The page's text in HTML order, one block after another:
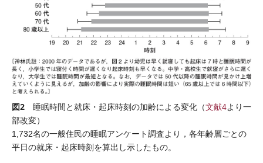
図2 睡眠時間と就床・起床時刻の加齢による変化（文献4より一
部改変）
1,732名の一般住民の睡眠アンケート調査より，各年齢層ごとの
平日の就床・起床時刻を算出し示したもの。